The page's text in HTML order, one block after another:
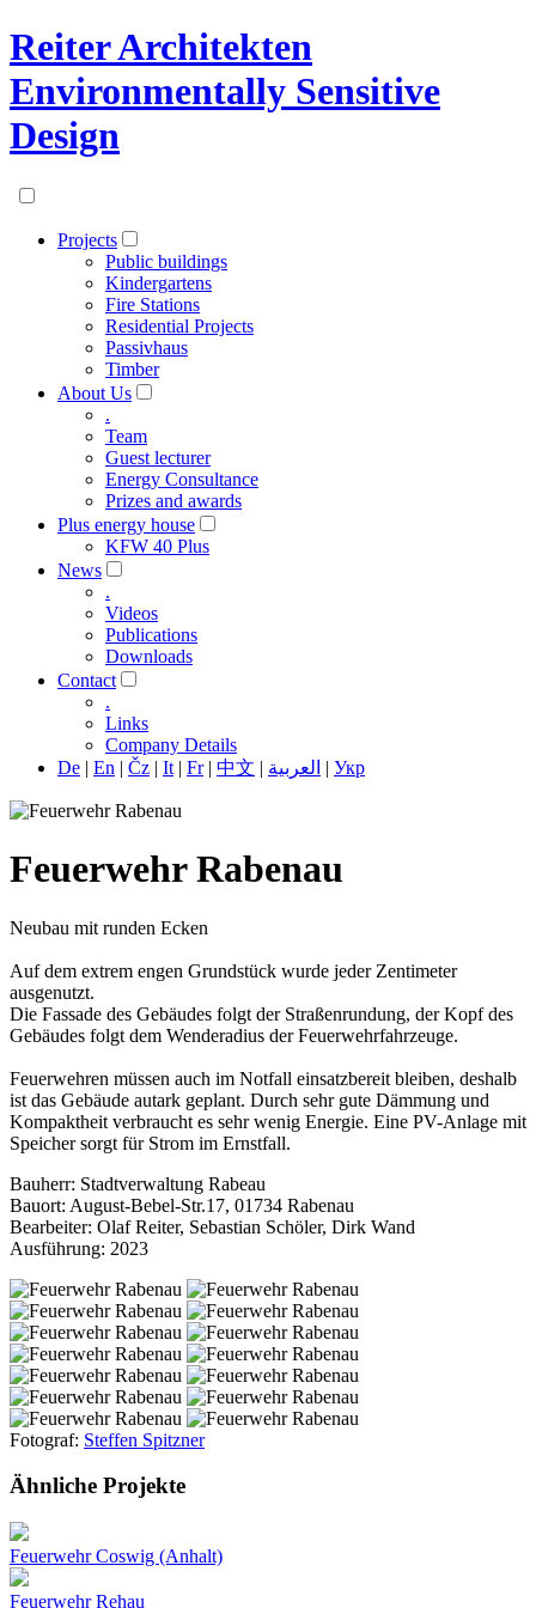
Reiter Architekten
Environmentally Sensitive
Design
Projects
Public buildings
Kindergartens
Fire Stations
Residential Projects
Passivhaus
Timber
About Us
.
Team
Guest lecturer
Energy Consultance
Prizes and awards
Plus energy house
KFW 40 Plus
News
.
Videos
Publications
Downloads
Contact
.
Links
Company Details
De | En | Čz | It | Fr| 中文 | العربية | Укр
Feuerwehr Rabenau
Neubau mit runden Ecken
Auf dem extrem engen Grundstück wurde jeder Zentimeter
ausgenutzt.
Die Fassade des Gebäudes folgt der Straßenrundung, der Kopf des
Gebäudes folgt dem Wenderadius der Feuerwehrfahrzeuge.
Feuerwehren müssen auch im Notfall einsatzbereit bleiben, deshalb
ist das Gebäude autark geplant. Durch sehr gute Dämmung und
Kompaktheit verbraucht es sehr wenig Energie. Eine PV-Anlage mit
Speicher sorgt für Strom im Ernstfall.
Bauherr: Stadtverwaltung Rabeau
Bauort: August-Bebel-Str.17, 01734 Rabenau
Bearbeiter: Olaf Reiter, Sebastian Schöler, Dirk Wand
Ausführung: 2023
Fotograf: Steffen Spitzner
Ähnliche Projekte
Feuerwehr Coswig (Anhalt)
Feuerwehr Rehau